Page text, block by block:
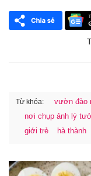
Từ khóa: vườn đào
nơi chụp ảnh lý
giới trẻ
hà thành